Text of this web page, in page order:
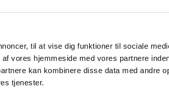
til at vise dig funktioner til sociale
vores hjemmeside med vores partnere
kan kombinere disse data med andre
tjenester.